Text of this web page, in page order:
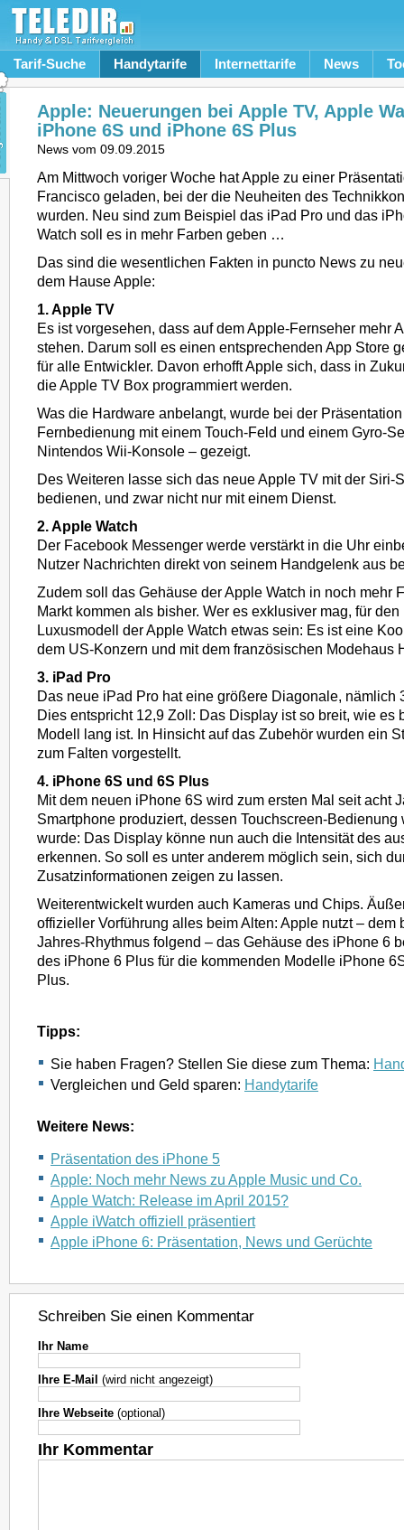
Tarif-Suche Handytarife Internettarife News
Apple: Neuerungen bei Apple TV, Apple
iPhone 6S und iPhone 6S Plus
News vom 09.09.2015
Am Mittwoch voriger Woche hat Apple zu einer
Francisco geladen, bei der die Neuheiten des
wurden. Neu sind zum Beispiel das iPad Pro und das
Watch soll es in mehr Farben geben …
Das sind die wesentlichen Fakten in puncto News zu
dem Hause Apple:
1. Apple TV
Es ist vorgesehen, dass auf dem Apple-Fernseher mehr
stehen. Darum soll es einen entsprechenden App Store
für alle Entwickler. Davon erhofft Apple sich, dass in
die Apple TV Box programmiert werden.
Was die Hardware anbelangt, wurde bei der
Fernbedienung mit einem Touch-Feld und einem Gyro-
Nintendos Wii-Konsole – gezeigt.
Des Weiteren lasse sich das neue Apple TV mit der Siri-
bedienen, und zwar nicht nur mit einem Dienst.
2. Apple Watch
Der Facebook Messenger werde verstärkt in die Uhr
Nutzer Nachrichten direkt von seinem Handgelenk aus
Zudem soll das Gehäuse der Apple Watch in noch mehr
Markt kommen als bisher. Wer es exklusiver mag, für
Luxusmodell der Apple Watch etwas sein: Es ist eine
dem US-Konzern und mit dem französischen Modehaus
3. iPad Pro
Das neue iPad Pro hat eine größere Diagonale, nämlich
Dies entspricht 12,9 Zoll: Das Display ist so breit, wie es
Modell lang ist. In Hinsicht auf das Zubehör wurden ein
zum Falten vorgestellt.
4. iPhone 6S und 6S Plus
Mit dem neuen iPhone 6S wird zum ersten Mal seit acht
Smartphone produziert, dessen Touchscreen-Bedienung
wurde: Das Display könne nun auch die Intensität des
erkennen. So soll es unter anderem möglich sein, sich
Zusatzinformationen zeigen zu lassen.
Weiterentwickelt wurden auch Kameras und Chips.
offizieller Vorführung alles beim Alten: Apple nutzt – dem
Jahres-Rhythmus folgend – das Gehäuse des iPhone 6
des iPhone 6 Plus für die kommenden Modelle iPhone
Plus.
Tipps:
Sie haben Fragen? Stellen Sie diese zum Thema:
Vergleichen und Geld sparen: Handytarife
Weitere News:
Präsentation des iPhone 5
Apple: Noch mehr News zu Apple Music und Co.
Apple Watch: Release im April 2015?
Apple iWatch offiziell präsentiert
Apple iPhone 6: Präsentation, News und Gerüchte
Schreiben Sie einen Kommentar
Ihr Name
Ihre E-Mail (wird nicht angezeigt)
Ihre Webseite (optional)
Ihr Kommentar